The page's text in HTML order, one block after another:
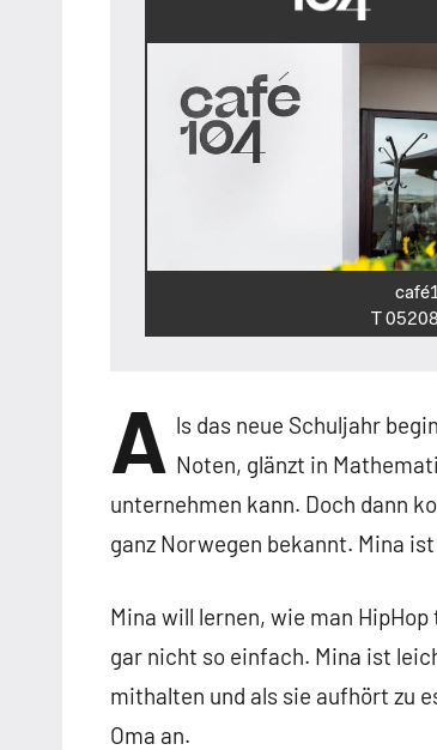
T
A ls das neue Schuljahr
Noten, glänzt in
unternehmen kann. Doch dann
ganz Norwegen bekannt. Mina
Mina will lernen, wie man
gar nicht so einfach. Mina ist
mithalten und als sie aufhört zu
Oma an.